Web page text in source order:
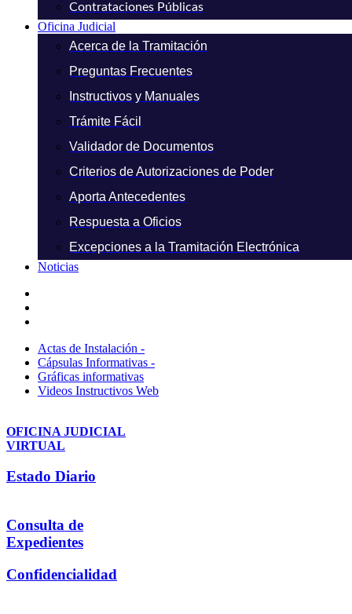
Contrataciones Públicas
Oficina Judicial
Acerca de la Tramitación
Preguntas Frecuentes
Instructivos y Manuales
Trámite Fácil
Validador de Documentos
Criterios de Autorizaciones de Poder
Aporta Antecedentes
Respuesta a Oficios
Excepciones a la Tramitación Electrónica
Noticias
Actas de Instalación -
Cápsulas Informativas -
Gráficas informativas
Videos Instructivos Web
OFICINA JUDICIAL
VIRTUAL
Estado Diario
Consulta de
Expedientes
Confidencialidad